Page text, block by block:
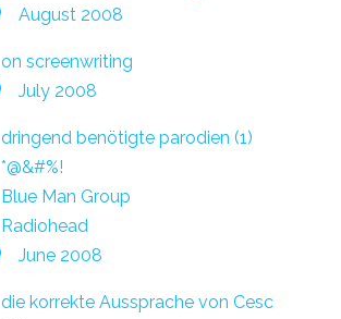
August 2008
on screenwriting
July 2008
dringend benötigte parodien (1)
*@&#%!
Blue Man Group
Radiohead
June 2008
die korrekte Aussprache von Cesc